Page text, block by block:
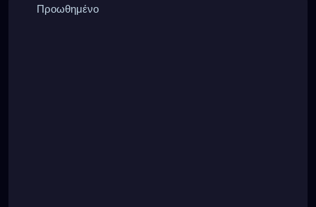
Προωθημένο